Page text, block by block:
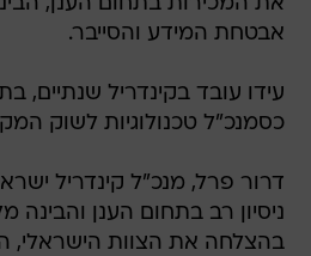
עידו עובד בקינדריל שנתיים,
דרור פרל, מנכ"ל קינדריל
בהצלחה את הצוות הישראלי,
בחברה, וחיזק את השיתוף
בשוק הישראלי והאסטרטגי